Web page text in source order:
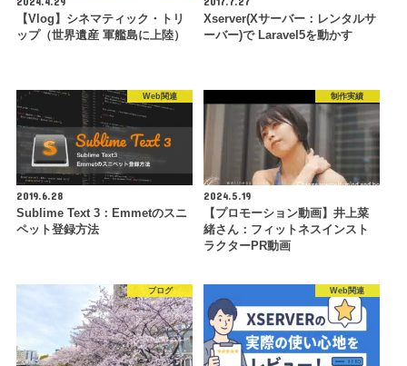
【Vlog】シネマティック・トリ
ップ（世界遺産 軍艦島に上陸）
Xserver(Xサーバー：レンタルサ
ーバー)で Laravel5を動かす
Web関連
2019.6.28
Sublime Text 3：Emmetのスニ
ペット登録方法
制作実績
2024.5.19
【プロモーション動画】井上菜
緒さん：フィットネスインスト
ラクターPR動画
ブログ Web関連